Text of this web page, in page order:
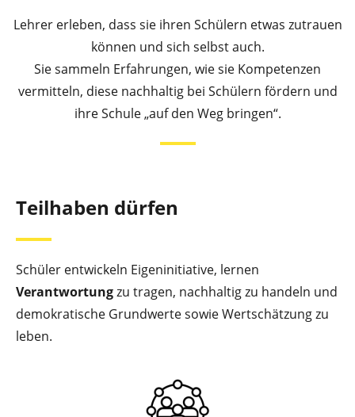
Lehrer erleben, dass sie ihren Schülern etwas zutrauen
können und sich selbst auch.
Sie sammeln Erfahrungen, wie sie Kompetenzen
vermitteln, diese nachhaltig bei Schülern fördern und
ihre Schule „auf den Weg bringen“.
Teilhaben dürfen
Schüler entwickeln Eigeninitiative, lernen
Verantwortungzu tragen, nachhaltig zu handeln und
demokratische Grundwerte sowie Wertschätzung zu
leben.